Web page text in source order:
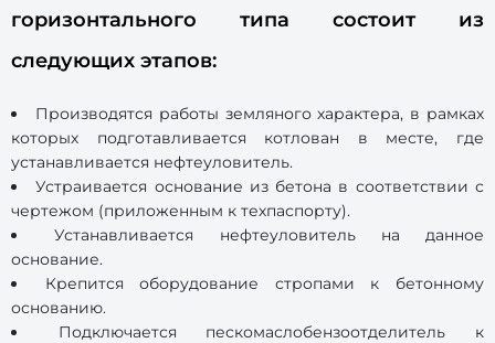
горизонтального типа состоит из
следующих этапов:
Производятся работы земляного характера, в рамках
которых подготавливается котлован в месте, где
устанавливается нефтеуловитель.
Устраивается основание из бетона в соответствии с
чертежом (приложенным к техпаспорту).
Устанавливается нефтеуловитель на данное
основание.
Крепится оборудование стропами к бетонному
основанию.
Подключается пескомаслобензоотделитель к